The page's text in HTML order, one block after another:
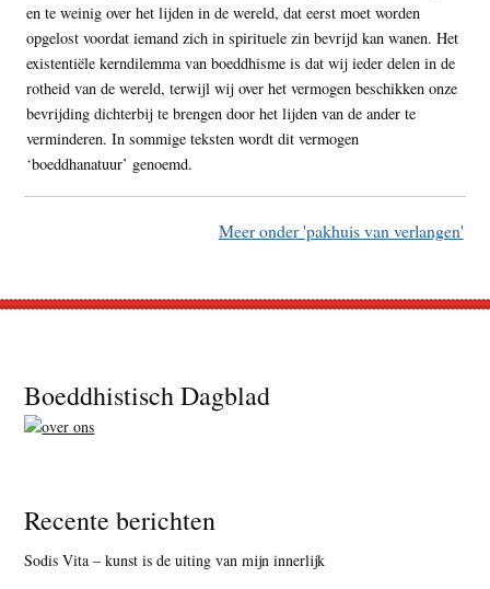
en te weinig over het lijden in de wereld, dat eerst moet worden
opgelost voordat iemand zich in spirituele zin bevrijd kan wanen. Het
existentiële kerndilemma van boeddhisme is dat wij ieder delen in de
rotheid van de wereld, terwijl wij over het vermogen beschikken onze
bevrijding dichterbij te brengen door het lijden van de ander te
verminderen. In sommige teksten wordt dit vermogen
‘boeddhanatuur’ genoemd.
Meer onder 'pakhuis van verlangen'
Footer
Boeddhistisch Dagblad
Recente berichten
Sodis Vita – kunst is de uiting van mijn innerlijk